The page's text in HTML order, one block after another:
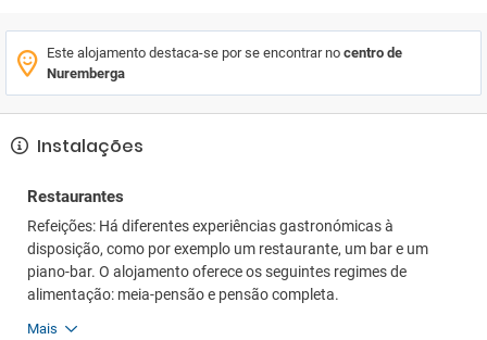
Este alojamento destaca-se por se encontrar no centro de
Nuremberga
Instalações
Restaurantes
Refeições: Há diferentes experiências gastronómicas à
disposição, como por exemplo um restaurante, um bar e um
piano-bar. O alojamento oferece os seguintes regimes de
alimentação: meia-pensão e pensão completa.
Mais